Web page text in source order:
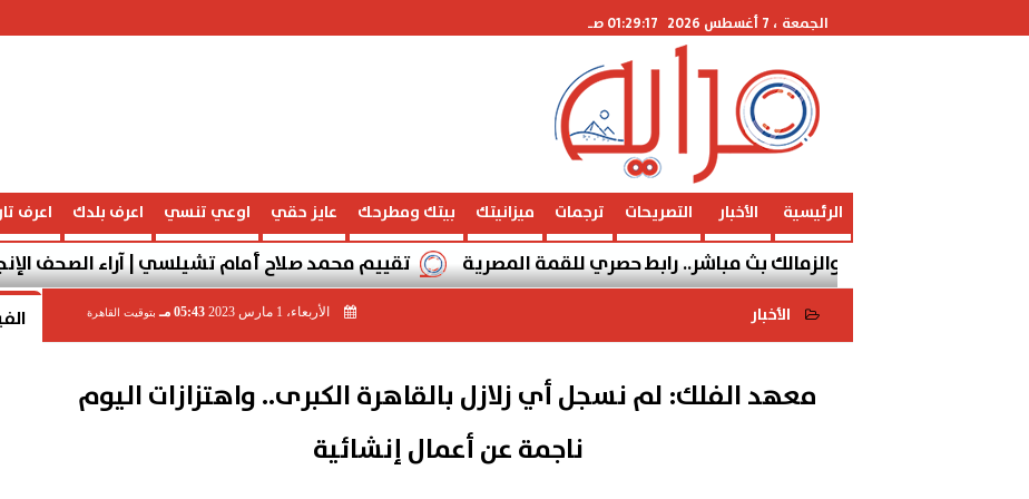
الجمعة ، 7 أغسطس 2026 01:29:17 صـ
الرئيسية الأخبار التصريحات ترجمات ميزانيتك بيتك ومطرحك عايز حقي اوعي تنسي اعرف بلدك اعرف
تقييم محمد صلاح أمام تشيلسي | آراء الصحف الإنجليزية والزمالك بث مباشر.. رابط حصري للقمة المصرية
الأخبار الأربعاء، 1 مارس 2023 05:43 مـ بتوقيت القاهرة
معهد الفلك: لم نسجل أي زلازل بالقاهرة الكبرى.. واهتزازات اليوم
ناجمة عن أعمال إنشائية